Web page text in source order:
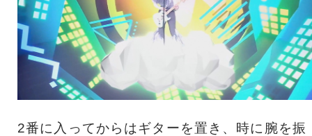
2番に入ってからはギターを置き、時に腕を振